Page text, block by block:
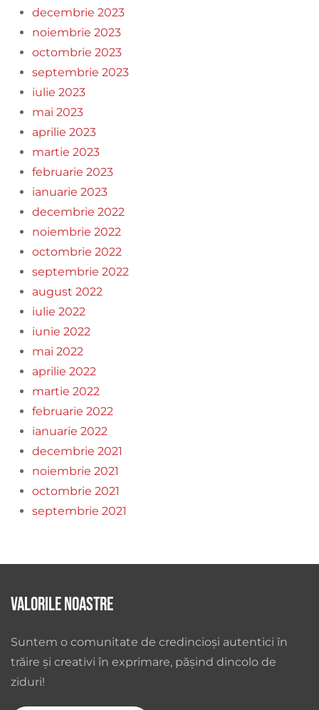
decembrie 2023
noiembrie 2023
octombrie 2023
septembrie 2023
iulie 2023
mai 2023
aprilie 2023
martie 2023
februarie 2023
ianuarie 2023
decembrie 2022
noiembrie 2022
octombrie 2022
septembrie 2022
august 2022
iulie 2022
iunie 2022
mai 2022
aprilie 2022
martie 2022
februarie 2022
ianuarie 2022
decembrie 2021
noiembrie 2021
octombrie 2021
septembrie 2021
Valorile noastre
Suntem o comunitate de credincioși autentici în
trăire și creativi în exprimare, pășind dincolo de
ziduri!